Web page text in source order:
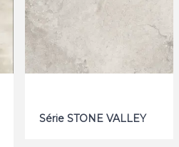
Série STONE VALLEY